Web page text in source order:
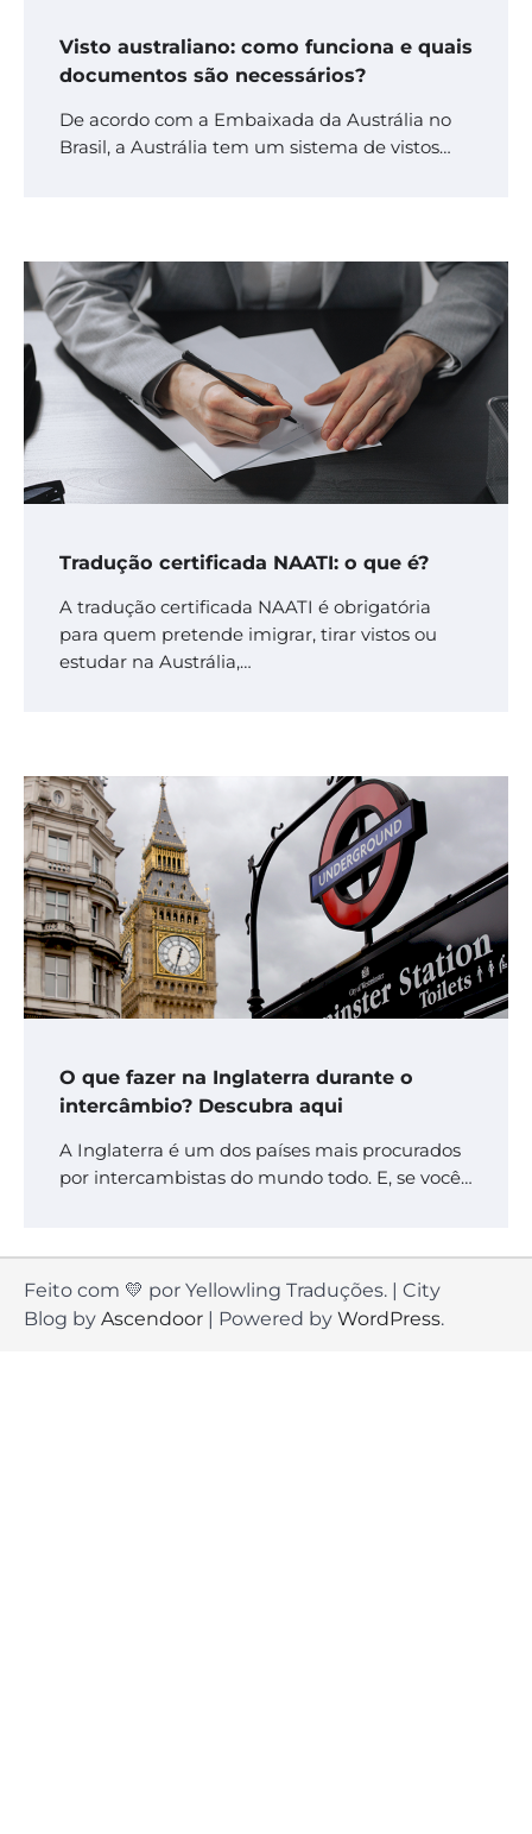
Visto australiano: como funciona e quais
documentos são necessários?
De acordo com a Embaixada da Austrália no
Brasil, a Austrália tem um sistema de vistos…
Tradução certificada NAATI: o que é?
A tradução certificada NAATI é obrigatória
para quem pretende imigrar, tirar vistos ou
estudar na Austrália,…
O que fazer na Inglaterra durante o
intercâmbio? Descubra aqui
A Inglaterra é um dos países mais procurados
por intercambistas do mundo todo. E, se você…
Feito com 💛 por Yellowling Traduções. | City
Blog by Ascendoor | Powered by WordPress.